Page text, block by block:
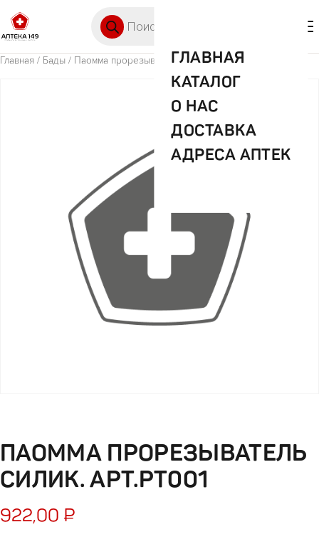
ГЛАВНАЯ
КАТАЛОГ
О НАС
ДОСТАВКА
АДРЕСА АПТЕК
Главная / Бады / Паомма прорезыватель силик. арт.PТ001
ПАОММА ПРОРЕЗЫВАТЕЛЬ
СИЛИК. АРТ.PТ001
922,00 ₽